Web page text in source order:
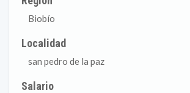
Biobío
Localidad
san pedro de la paz
Salario